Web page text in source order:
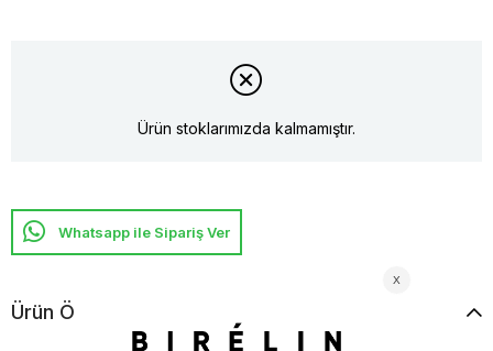
Ürün stoklarımızda kalmamıştır.
Whatsapp ile Sipariş Ver
Ürün Özellikleri